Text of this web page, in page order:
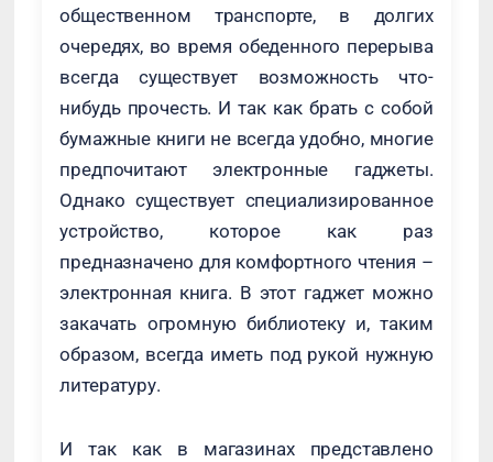
общественном транспорте, в долгих
очередях, во время обеденного перерыва
всегда существует возможность что-
нибудь прочесть. И так как брать с собой
бумажные книги не всегда удобно, многие
предпочитают электронные гаджеты.
Однако существует специализированное
устройство, которое как раз
предназначено для комфортного чтения –
электронная книга. В этот гаджет можно
закачать огромную библиотеку и, таким
образом, всегда иметь под рукой нужную
литературу.
И так как в магазинах представлено